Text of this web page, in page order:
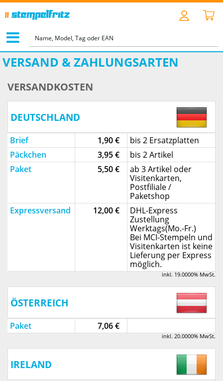
VERSAND & ZAHLUNGSARTEN
VERSANDKOSTEN
DEUTSCHLAND
Brief 1,90 €
bis 2 Ersatzplatten
Päckchen
3,95 €
bis 2 Artikel
Paket
5,50 €
ab 3 Artikel oder
Visitenkarten,
Postfiliale /
Paketshop
Expressversand
12,00 €
DHL-Express
Zustellung
Werktags(Mo.-Fr.)
Bei MCI-Stempeln und
Visitenkarten ist keine
Lieferung per Express
möglich.
inkl. 19.0000% MwSt.
ÖSTERREICH
Paket 7,06 €
inkl. 20.0000% MwSt.
IRELAND